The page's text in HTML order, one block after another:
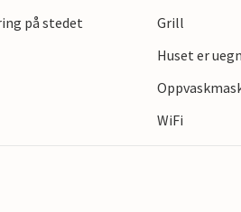
rundkirken fra 1100-
på regionale delikatesser
på stedet
Grill
Huset er
WiFi